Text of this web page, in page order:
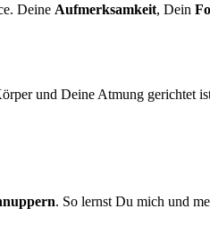
Deine Aufmerksamkeit, Dein
und Deine Atmung gerichtet
. So lernst Du mich und